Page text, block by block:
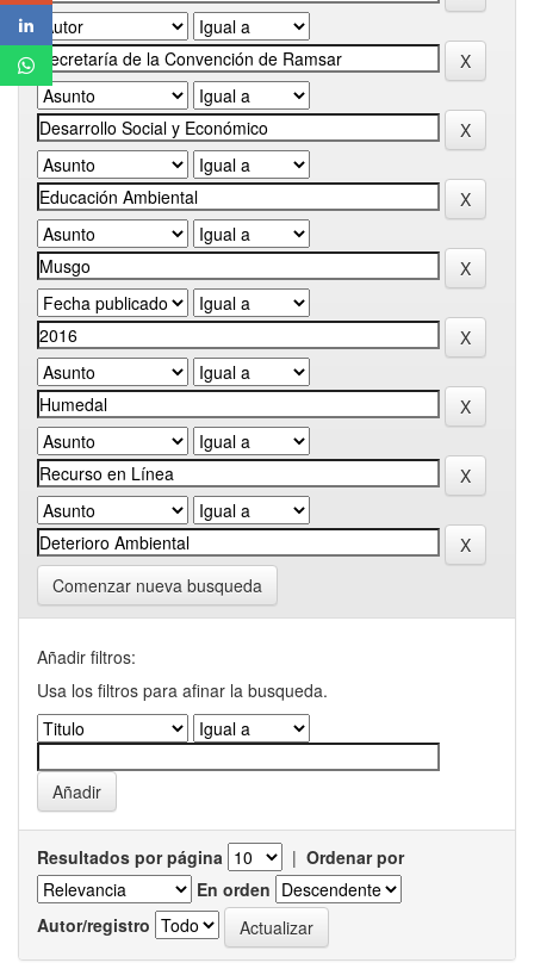
Comenzar nueva busqueda
Añadir filtros:
Usa los filtros para afinar la busqueda.
Resultados por página | Ordenar por
En orden
Autor/registro